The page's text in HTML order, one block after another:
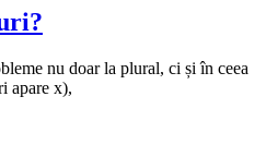
nu doar la plural, ci și în ceea
apare x),